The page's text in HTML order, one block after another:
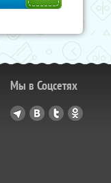
Мы в Соцсетях